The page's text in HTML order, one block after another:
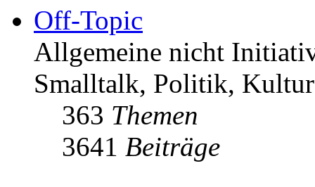
Off-Topic
Allgemeine nicht
Smalltalk, Politik, Kultur
363 Themen
3641 Beiträge